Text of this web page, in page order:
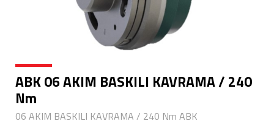
ABK 06 AKIM BASKILI KAVRAMA / 240
Nm
06 AKIM BASKILI KAVRAMA / 240 Nm ABK